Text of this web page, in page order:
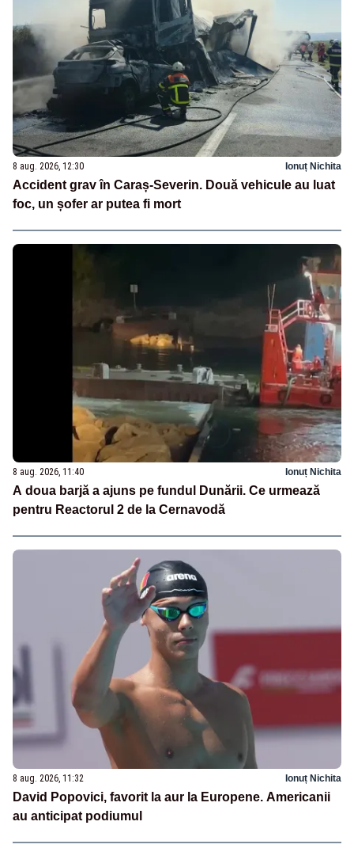
8 aug. 2026, 12:30 Ionuț Nichita
Accident grav în Caraș-Severin. Două vehicule au luat
foc, un șofer ar putea fi mort
8 aug. 2026, 11:40 Ionuț Nichita
A doua barjă a ajuns pe fundul Dunării. Ce urmează
pentru Reactorul 2 de la Cernavodă
8 aug. 2026, 11:32 Ionuț Nichita
David Popovici, favorit la aur la Europene. Americanii
au anticipat podiumul